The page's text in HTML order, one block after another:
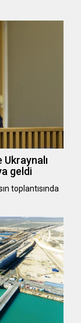
Ukraynalı
geldi
toplantısında